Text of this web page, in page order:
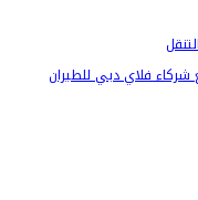
فلاي دبي للطيران